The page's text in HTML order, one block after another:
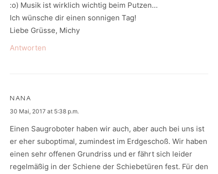
:o) Musik ist wirklich wichtig beim Putzen…
Ich wünsche dir einen sonnigen Tag!
Liebe Grüsse, Michy
Antworten
NANA
says:
30 Mai, 2017 at 5:38 p.m.
Einen Saugroboter haben wir auch, aber auch bei uns ist
er eher suboptimal, zumindest im Erdgeschoß. Wir haben
einen sehr offenen Grundriss und er fährt sich leider
regelmäßig in der Schiene der Schiebetüren fest. Für den